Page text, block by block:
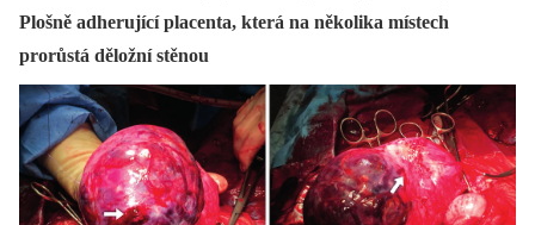
Plošně adherující placenta, která na několika místech
prorůstá děložní stěnou